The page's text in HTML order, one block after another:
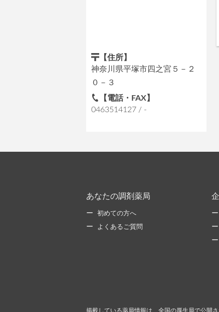
【住所】
神奈川県平塚市四之宮５－２
０－３
【電話・FAX】
0463514127 / -
あなたの調剤薬局
初めての方へ
よくあるご質問
掲載している薬局情報は、全国の厚生局で公開